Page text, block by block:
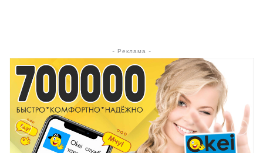
- Реклама -